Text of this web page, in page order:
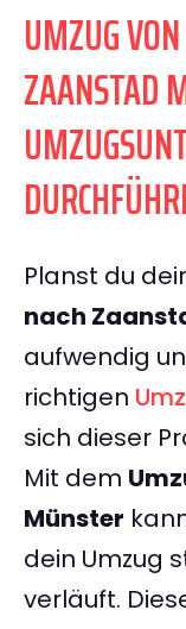
UMZUG
ZAANSTAD
Planst du
nach
aufwendig
richtigen
sich dieser
Mit dem
Münster
dein Umzug
verläuft.